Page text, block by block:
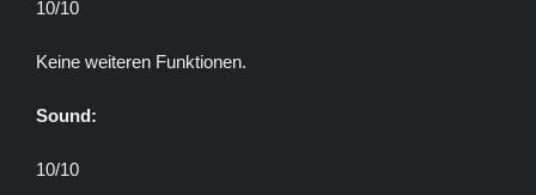
10/10
Keine weiteren Funktionen.
Sound:
10/10